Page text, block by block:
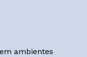
ambientes